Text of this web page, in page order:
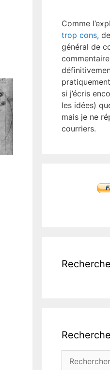
Comme
trop cons,
général de
si j’écris
les idées)
mais je ne
courriers.